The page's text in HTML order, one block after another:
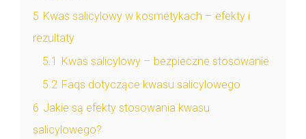
5 Kwas salicylowy w kosmetykach – efekty i
rezultaty
5.1 Kwas salicylowy – bezpieczne stosowanie
5.2 Faqs dotyczące kwasu salicylowego
6 Jakie są efekty stosowania kwasu
salicylowego?